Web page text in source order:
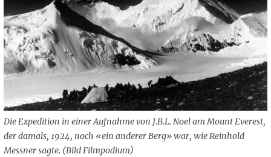
Die Expedition in einer Aufnahme von J.B.L. Noel am Mount Everest,
der damals, 1924, noch «ein anderer Berg» war, wie Reinhold
Messner sagte. (Bild Filmpodium)